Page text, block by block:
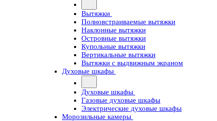
Вытяжки
Полновстраиваемые вытяжки
Наклонные вытяжки
Островные вытяжки
Купольные вытяжки
Вертикальные вытяжки
Вытяжки с выдвижным экраном
Духовые шкафы
Духовые шкафы
Газовые духовые шкафы
Электрические духовые шкафы
Морозильные камеры